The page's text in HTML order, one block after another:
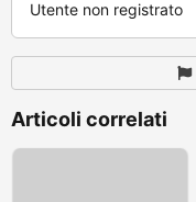
Utente non registrato
Articoli correlati